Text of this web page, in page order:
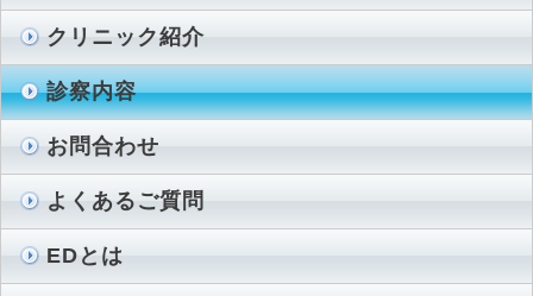
クリニック紹介
診察内容
お問合わせ
よくあるご質問
EDとは